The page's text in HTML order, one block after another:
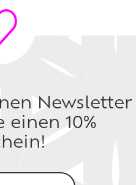
Newsletter
10%